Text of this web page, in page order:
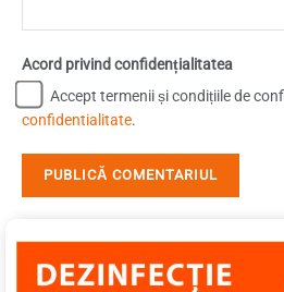
Acord privind confidențialitatea
Accept termenii și condițiile de
confidentialitate.